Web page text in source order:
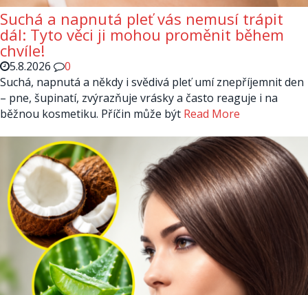
Suchá a napnutá pleť vás nemusí trápit
dál: Tyto věci ji mohou proměnit během
chvíle!
5.8.2026
0
Suchá, napnutá a někdy i svědivá pleť umí znepříjemnit den
– pne, šupinatí, zvýrazňuje vrásky a často reaguje i na
běžnou kosmetiku. Příčin může být Read More